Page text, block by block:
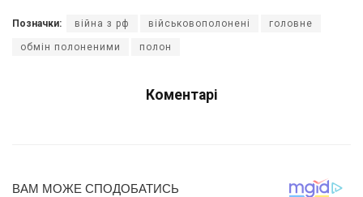
Позначки: війна з рф військовополонені головне
обмін полоненими полон
Коментарі